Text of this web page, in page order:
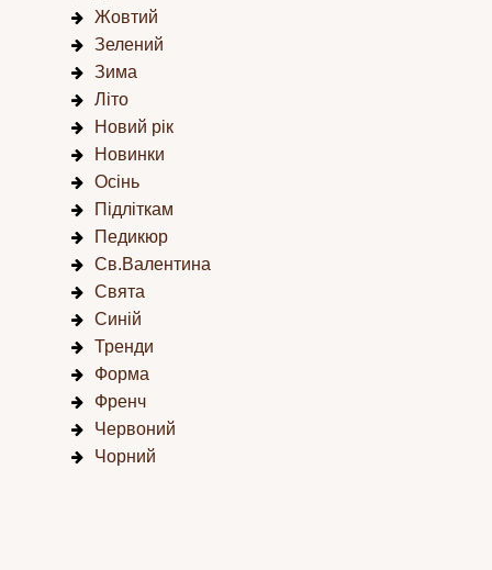
Жовтий
Зелений
Зима
Літо
Новий рік
Новинки
Осінь
Підліткам
Педикюр
Св.Валентина
Свята
Синій
Тренди
Форма
Френч
Червоний
Чорний